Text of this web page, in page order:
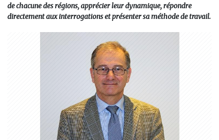
de chacune des régions, apprécier leur dynamique, répondre
directement aux interrogations et présenter sa méthode de travail.